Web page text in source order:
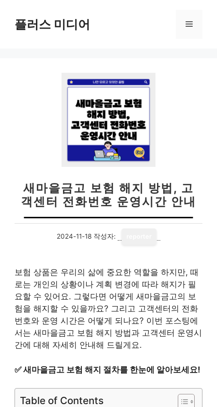
플러스 미디어 메
새마을금고 보험 해지 방법, 고
객센터 전화번호 운영시간 안내
2024-11-18 작성자:
보험 상품은 우리의 삶에 중요한 역할을 하지만, 때
로는 개인의 상황이나 계획 변경에 따라 해지가 필
요할 수 있어요. 그렇다면 어떻게 새마을금고의 보
험을 해지할 수 있을까요? 그리고 고객센터의 전화
번호와 운영 시간은 어떻게 되나요? 이번 포스팅에
서는 새마을금고 보험 해지 방법과 고객센터 운영시
간에 대해 자세히 안내해 드릴게요.
✅새마을금고 보험 해지 절차를 한눈에 알아보세요!
Table of Contents